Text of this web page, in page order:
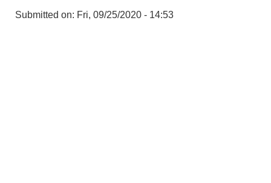
Submitted on: Fri, 09/25/2020 - 14:53